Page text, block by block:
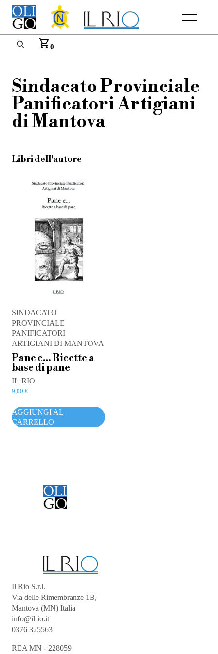
Menu
0
Sindacato Provinciale
Panificatori Artigiani
di Mantova
Libri dell'autore
SINDACATO
PROVINCIALE
PANIFICATORI
ARTIGIANI DI MANTOVA
Pane e… Ricette a
base di pane
IL-RIO
9,00 €
AGGIUNGI AL
CARRELLO
Il Rio S.r.l.
Via delle Rimembranze 1B,
Mantova (MN) Italia
info@ilrio.it
0376 325563
REA MN - 228059